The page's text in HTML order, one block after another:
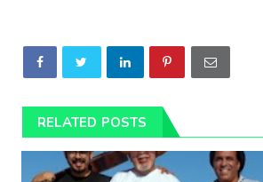
RELATED POSTS